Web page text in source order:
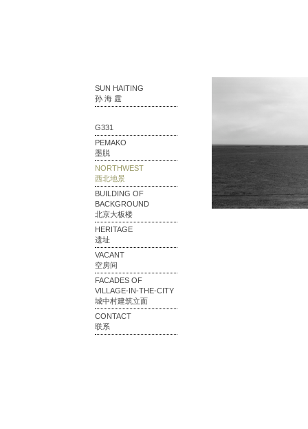
SUN HAITING
孙 海 霆
G331
PEMAKO
墨脱
NORTHWEST
西北地景
BUILDING OF
BACKGROUND
北京大板楼
HERITAGE
遗址
VACANT
空房间
FACADES OF
VILLAGE-IN-THE-CITY
城中村建筑立面
CONTACT
联系